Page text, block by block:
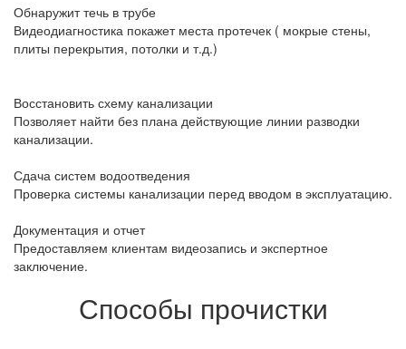
Обнаружит течь в трубе
Видеодиагностика покажет места протечек ( мокрые стены,
плиты перекрытия, потолки и т.д.)
Восстановить схему канализации
Позволяет найти без плана действующие линии разводки
канализации.
Сдача систем водоотведения
Проверка системы канализации перед вводом в эксплуатацию.
Документация и отчет
Предоставляем клиентам видеозапись и экспертное
заключение.
Способы прочистки